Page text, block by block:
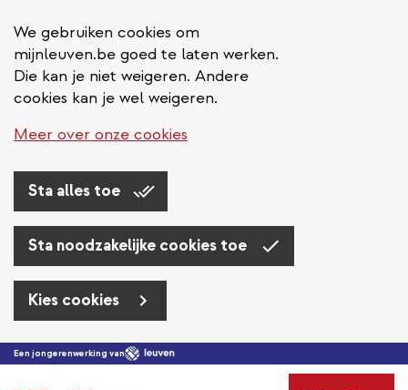
We gebruiken cookies om
mijnleuven.be goed te laten werken.
Die kan je niet weigeren. Andere
cookies kan je wel weigeren.
Meer over onze cookies
Sta alles toe
Sta noodzakelijke cookies toe
Kies cookies
Overslaan
Een jongerenwerking van